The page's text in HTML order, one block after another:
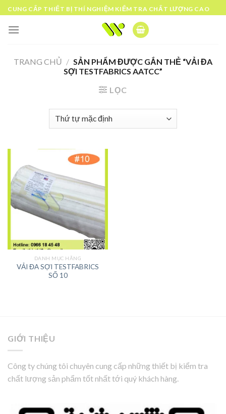
Skip
to
content
CUNG CẤP THIẾT BỊ THÍ NGHIỆM KIỂM TRA CHẤT LƯỢNG CAO
TRANG CHỦ / SẢN PHẨM ĐƯỢC GẮN THẺ “VẢI ĐA
SỢI TESTFABRICS AATCC”
LỌC
DANH MỤC HÃNG
VẢI ĐA SỢI TESTFABRICS
SỐ 10
GIỚI THIỆU
Công ty chúng tôi chuyên cung cấp những thiết bị kiểm tra
chất lượng sản phẩm tốt nhất tới quý khách hàng.